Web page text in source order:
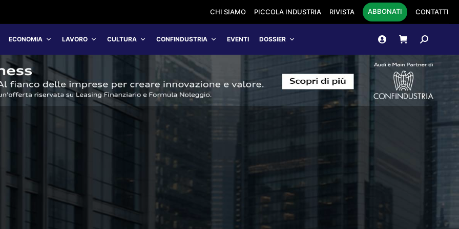
CHI SIAMO PICCOLA INDUSTRIA RIVISTA ABBONATI CONTATTI
ECONOMIA LAVORO CULTURA CONFINDUSTRIA EVENTI DOSSIER Cerca: